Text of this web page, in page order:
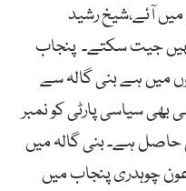
آئے،شیخ رشید
نہیں جیت سکتے۔ پنجاب
میں ہے بنی گالہ سے
بھی سیاسی پارٹی کو نمبر
ہے۔ بنی گالہ میں
چوہدری پنجاب میں